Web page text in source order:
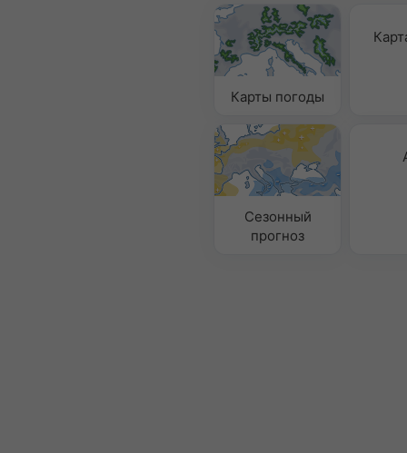
Карты погоды
Сезонный
прогноз